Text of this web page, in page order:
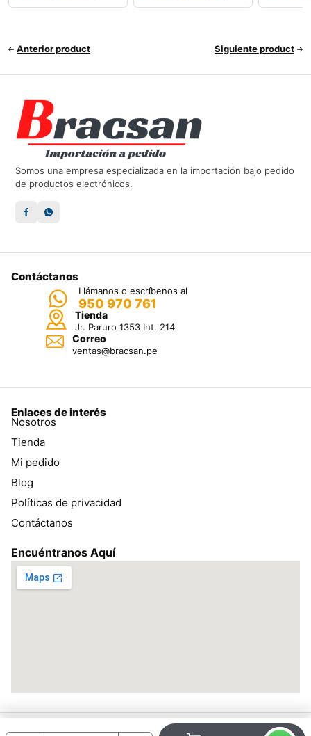
Anterior product Siguiente product
Somos una empresa especializada en la importación bajo pedido
de productos electrónicos.
Contáctanos
Llámanos o escríbenos al
950 970 761
Tienda
Jr. Paruro 1353 Int. 214
Correo
ventas@bracsan.pe
Enlaces de interés
Nosotros
Tienda
Mi pedido
Blog
Políticas de privacidad
Contáctanos
Encuéntranos Aquí